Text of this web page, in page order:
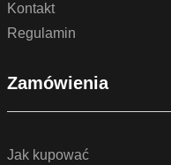
Kontakt
Regulamin
Zamówienia
Jak kupować